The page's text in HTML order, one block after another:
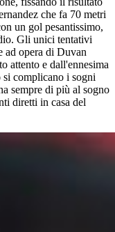
che fa 70 metri
un gol pesantissimo,
Gli unici tentativi
ad opera di Duvan
attento e dall'ennesima
si complicano i sogni
sempre di più al sogno
diretti in casa del